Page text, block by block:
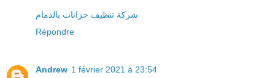
شركة تنظيف خزانات بالدمام
Répondre
Andrew 1 février 2021 à 23:54